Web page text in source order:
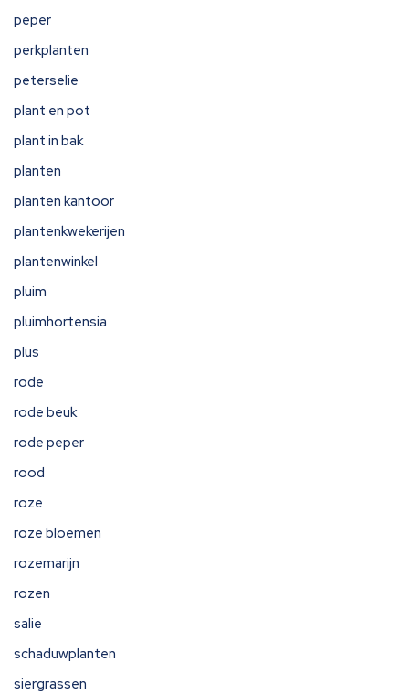
peper
perkplanten
peterselie
plant en pot
plant in bak
planten
planten kantoor
plantenkwekerijen
plantenwinkel
pluim
pluimhortensia
plus
rode
rode beuk
rode peper
rood
roze
roze bloemen
rozemarijn
rozen
salie
schaduwplanten
siergrassen